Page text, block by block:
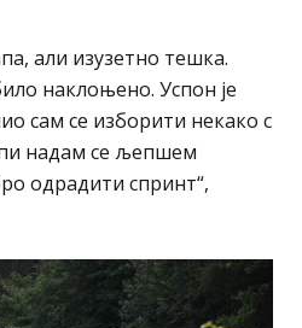
али изузетно тешка.
наклоњено. Успон је
сам се изборити некако с
надам се љепшем
одрадити спринт“,